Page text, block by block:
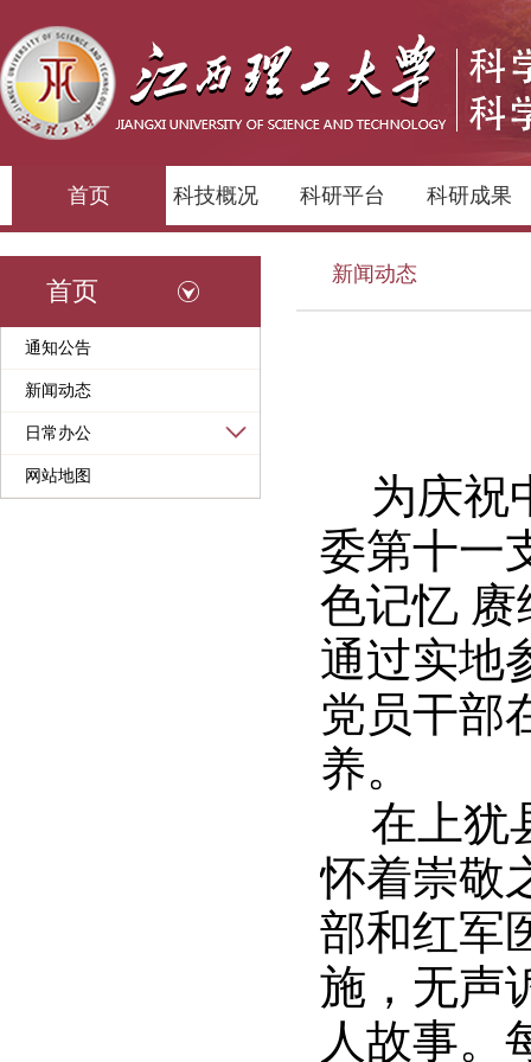
首页 科技概况 科研平台 科研成果
首页
通知公告
新闻动态
日常办公
网站地图
新闻动态
为庆祝
委第十一
色记忆
通过实地
党员干部
养。
在上犹
怀着崇敬
部和红军
施，无声
人故事。